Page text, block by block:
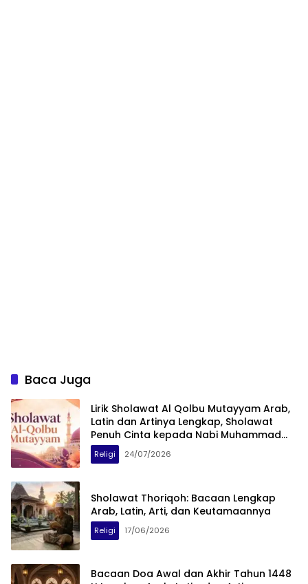
Baca Juga
Lirik Sholawat Al Qolbu Mutayyam Arab,
Latin dan Artinya Lengkap, Sholawat
Penuh Cinta kepada Nabi Muhammad
SAW
Religi 24/07/2026
Sholawat Thoriqoh: Bacaan Lengkap
Arab, Latin, Arti, dan Keutamaannya
Religi 17/06/2026
Bacaan Doa Awal dan Akhir Tahun 1448